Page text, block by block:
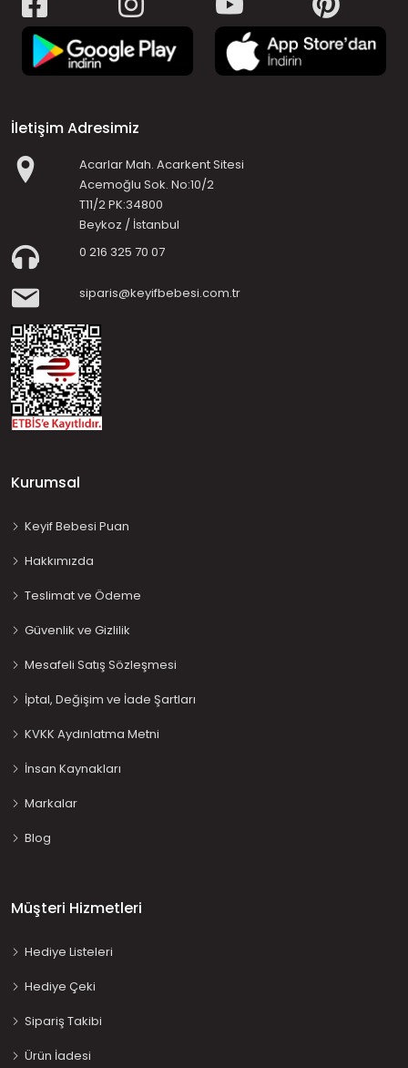
İletişim Adresimiz
Acarlar Mah. Acarkent Sitesi
Acemoğlu Sok. No:10/2
T11/2 PK:34800
Beykoz / İstanbul
0 216 325 70 07
siparis@keyifbebesi.com.tr
Kurumsal
Keyif Bebesi Puan
Hakkımızda
Teslimat ve Ödeme
Güvenlik ve Gizlilik
Mesafeli Satış Sözleşmesi
İptal, Değişim ve İade Şartları
KVKK Aydınlatma Metni
İnsan Kaynakları
Markalar
Blog
Müşteri Hizmetleri
Hediye Listeleri
Hediye Çeki
Sipariş Takibi
Ürün İadesi